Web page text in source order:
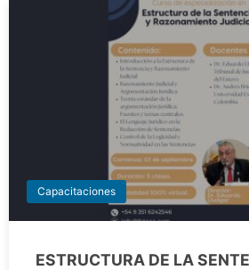
Capacitaciones
ESTRUCTURA DE LA